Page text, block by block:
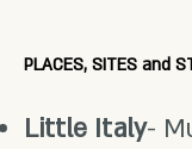
PLACES, SITES and
Little Italy-